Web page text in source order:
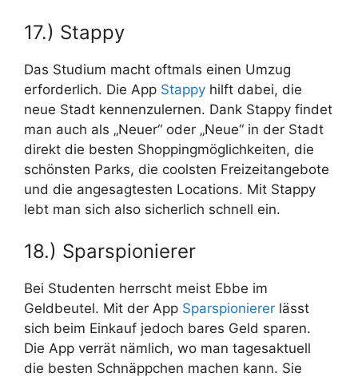
17.) Stappy
Das Studium macht oftmals einen Umzug
erforderlich. Die App Stappy hilft dabei, die
neue Stadt kennenzulernen. Dank Stappy findet
man auch als „Neuer“ oder „Neue“ in der Stadt
direkt die besten Shoppingmöglichkeiten, die
schönsten Parks, die coolsten Freizeitangebote
und die angesagtesten Locations. Mit Stappy
lebt man sich also sicherlich schnell ein.
18.) Sparspionierer
Bei Studenten herrscht meist Ebbe im
Geldbeutel. Mit der App Sparspionierer lässt
sich beim Einkauf jedoch bares Geld sparen.
Die App verrät nämlich, wo man tagesaktuell
die besten Schnäppchen machen kann. Sie